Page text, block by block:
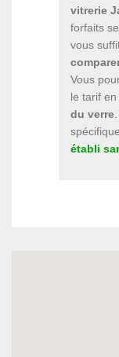
vitrerie
forfaits
vous
Vous
le tarif
du verre
établi